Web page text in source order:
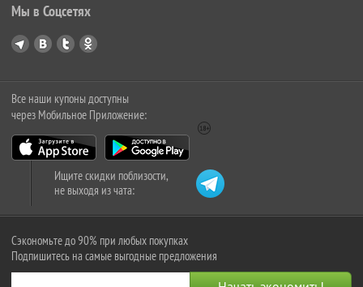
Мы в Соцсетях
Все наши купоны доступны
через Мобильное Приложение:
Ищите скидки поблизости,
не выходя из чата:
Сэкономьте до 90% при любых покупках
Подпишитесь на самые выгодные предложения